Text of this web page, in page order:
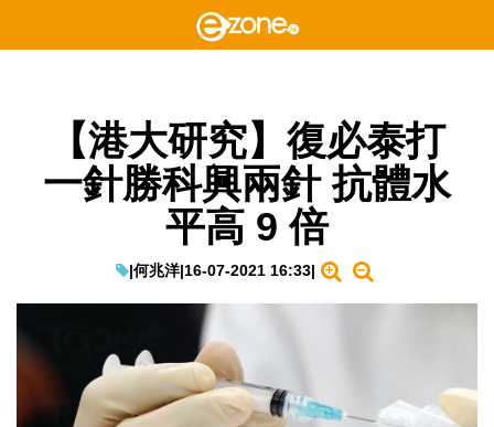
【港大研究】復必泰打
一針勝科興兩針 抗體水
平高 9 倍
|何兆洋|16-07-2021 16:33|